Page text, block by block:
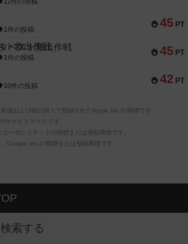
45 PT
1件の投稿
45 PT
ペスト救出作戦
1件の投稿
42 PT
10件の投稿
国および他の国々で登録されたApple Inc.の商標です。
ービスマークです。
ーポレイテッドの商標または登録商標です。
Google Inc.の商標または登録商標です。
索する